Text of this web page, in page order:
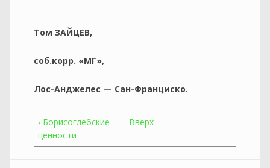
Том ЗАЙЦЕВ,
соб.корр. «МГ»,
Лос-Анджелес — Сан-Франциско.
‹ Борисоглебские
ценности
Вверх